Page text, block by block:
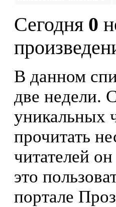
Сегодня 0
В данном
две недели.
уникальных
прочитать
читателей
это
портале